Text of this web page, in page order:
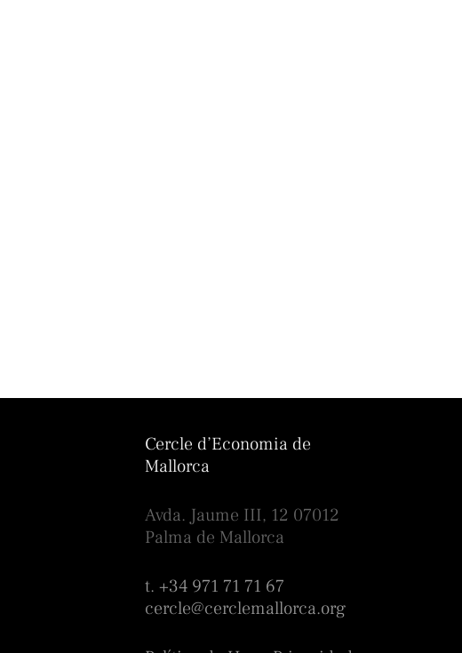
Cercle d’Economia de
Mallorca
Avda. Jaume III, 12 07012
Palma de Mallorca
t. +34 971 71 71 67
cercle@cerclemallorca.org